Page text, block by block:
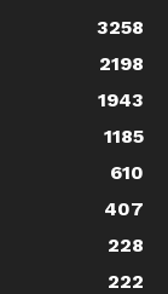
3258
2198
1943
1185
610
407
228
222